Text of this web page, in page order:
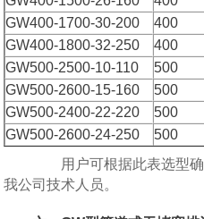
GW400-1700-30-200
400
GW400-1800-32-250
400
GW500-2500-10-110
500
GW500-2600-15-160
500
GW500-2400-22-220
500
GW500-2600-24-250
500
用户可根据此表选型确
我公司技术人员。